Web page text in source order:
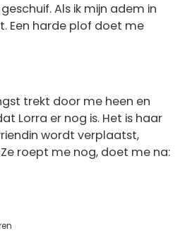
Als ik mijn adem in
Een harde plof doet me
trekt door me heen en
Lorra er nog is. Het is haar
wordt verplaatst,
roept me nog, doet me na: